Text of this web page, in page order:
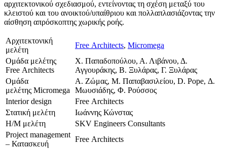
αρχιτεκτονικού σχεδιασμού, εντείνοντας τη σχέση μεταξύ του
κλειστού και του ανοικτού/υπαίθριου και πολλαπλασιάζοντας την
αίσθηση απρόσκοπτης χωρικής ροής.
Αρχιτεκτονική
μελέτη
Free Architects, Micromega
Ομάδα μελέτης
Free Architects
Χ. Παπαδοπούλου, Α. Λιβάνου, Δ.
Αγγουράκης, Β. Ξυλάρας, Γ. Ξυλάρας
Ομάδα
μελέτης Micromega
A. Ζώμας, Μ. Παπαβασιλείου, D. Pope, Δ.
Μωυσιάδης, Φ. Ρούσσος
Interior design
Free Architects
Στατική μελέτη
Ιωάννης Κώνστας
Η/Μ μελέτη
SKV Engineers Consultants
Project management
– Κατασκευή
Free Architects